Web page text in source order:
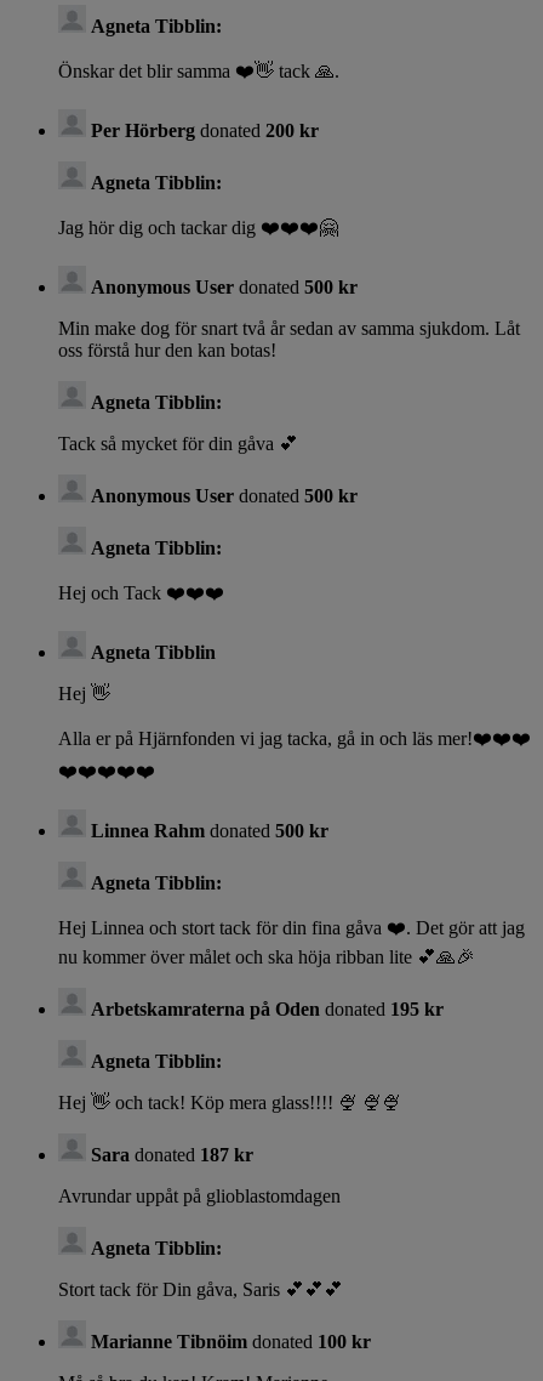
Agneta Tibblin:
Önskar det blir samma ❤️👋 tack 🙏.
Per Hörberg donated 200 kr
Agneta Tibblin:
Jag hör dig och tackar dig ❤️❤️❤️🤗
Anonymous User donated 500 kr
Min make dog för snart två år sedan av samma sjukdom. Låt
oss förstå hur den kan botas!
Agneta Tibblin:
Tack så mycket för din gåva 💕
Anonymous User donated 500 kr
Agneta Tibblin:
Hej och Tack ❤️❤️❤️
Agneta Tibblin
Hej 👋
Alla er på Hjärnfonden vi jag tacka, gå in och läs mer!❤️❤️❤️
❤️❤️❤️❤️❤️
Linnea Rahm donated 500 kr
Agneta Tibblin:
Hej Linnea och stort tack för din fina gåva ❤️. Det gör att jag
nu kommer över målet och ska höja ribban lite 💕🙏🎉
Arbetskamraterna på Oden donated 195 kr
Agneta Tibblin:
Hej 👋 och tack! Köp mera glass!!!! 🍨 🍨🍨
Sara donated 187 kr
Avrundar uppåt på glioblastomdagen
Agneta Tibblin:
Stort tack för Din gåva, Saris 💕💕💕
Marianne Tibnöim donated 100 kr